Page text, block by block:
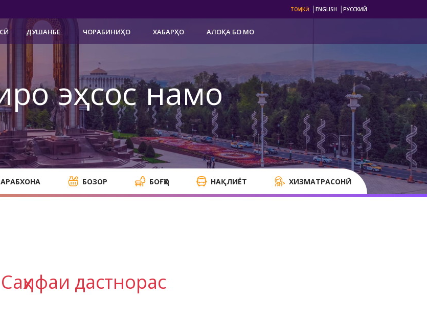
ТОҶИКӢ | ENGLISH | РУССКИЙ
ДУШАНБЕ ЧОРАБИНИҲО ХАБАРҲО АЛОҚА БО МО
эҳсос намо
БОЗОР БОҒҲО НАҚЛИЁТ ХИЗМАТРАСОНӢ
Саҳифаи дастнорас